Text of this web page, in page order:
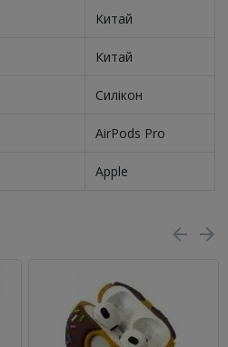
Китай
Китай
Силікон
AirPods Pro
Apple